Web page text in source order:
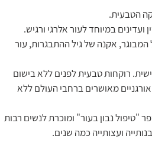
במיוחד לעור אלרגי ורגיש.
המבוגר, אקנה של גיל ההתבגרות, עור
רוקחות טבעית לפנים ללא בישום
מאושרים ברחבי העולם ללא
נבון בעור" ומוכרת לנשים רבות
ועצותייה כמה שנים.